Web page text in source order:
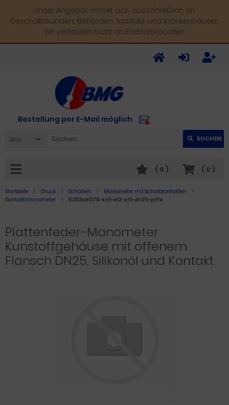
Unser Angebot richtet sich ausschließlich an
Geschäftskunden, Behörden, Institute und Krankenhäuser.
Wir verkaufen nicht an Endverbraucher.
Bestellung per E-Mail möglich
Alle SUCHEN
( 0 )
( 0 )
Startseite Druck Schalten
Manometer mit Schaltkontakten
Kontaktmanometer
5293oe078-kst-e12-ofl-dn25-ptfe
Plattenfeder-Manometer
Kunstoffgehäuse mit offenem
Flansch DN25, Silikonöl und Kontakt